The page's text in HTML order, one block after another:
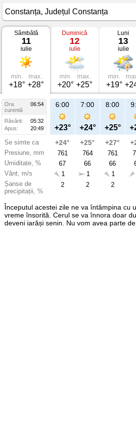
Vremea
Constanța
2026
Județul
Constanța
Sâmbătă
11
iulie
min.
+18°
max.
+28°
Duminică
12
iulie
min.
+20°
max.
+25°
Luni
13
iulie
min.
+19°
Ora
06:54
curentă
Răsărit:
05:32
Apus:
20:49
Se simte ca
Presiune, mm
Umiditate, %
Vânt, m/s
Șanse de
precipitații, %
6:00
+23°
+24°
761
67
1
2
7:00
+24°
+25°
764
66
1
2
8:00
+25°
+27°
761
66
1
2
Începutul acestei zile ne va întâmpina cu
vreme însorită. Cerul se va înnora doar
deveni iarăși senin. Nu vom avea parte de